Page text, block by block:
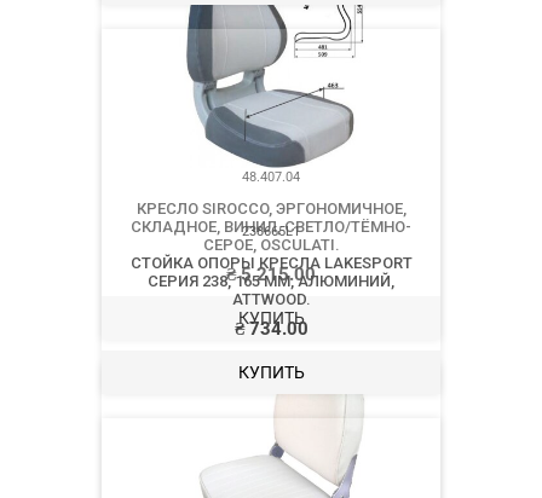
48.407.04
КРЕСЛО SIROCCO, ЭРГОНОМИЧНОЕ,
СКЛАДНОЕ, ВИНИЛ, СВЕТЛО/ТЁМНО-
СЕРОЕ, OSCULATI.
₴5 215.00
КУПИТЬ